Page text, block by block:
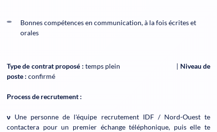
Bonnes compétences en communication, à la fois écrites et
orales
Type de contrat proposé : temps plein | Niveau de
poste : confirmé
Process de recrutement :
ν Une personne de l'équipe recrutement IDF / Nord-Ouest te
contactera pour un premier échange téléphonique, puis elle te